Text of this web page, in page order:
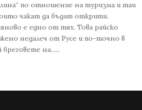
по отношение на туризма и таи
чакат да бъдат открити.
е едно от тях. Това райско
недалеч от Русе и по-точно в
на......